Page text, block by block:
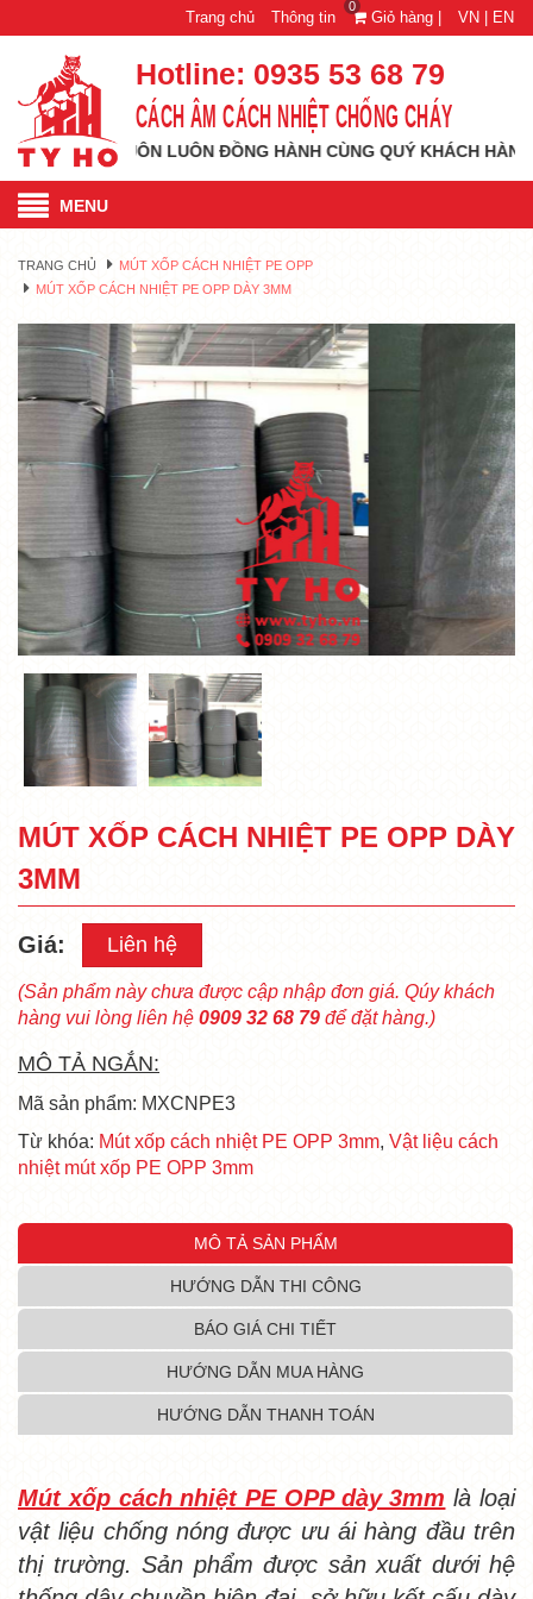
Trang chủ Thông tin
0
Giỏ hàng | VN | EN
Hotline: 0935 53 68 79
CÁCH ÂM CÁCH NHIỆT CHỐNG CHÁY
VÀ LUÔN LUÔN ĐỒNG HÀNH CÙNG QUÝ KHÁCH HÀNG MỌI
MENU
TRANG CHỦ
MÚT XỐP CÁCH NHIỆT PE OPP
MÚT XỐP CÁCH NHIỆT PE OPP DÀY 3MM
MÚT XỐP CÁCH NHIỆT PE OPP DÀY
3MM
Giá: Liên hệ
(Sản phẩm này chưa được cập nhập đơn giá. Qúy khách
hàng vui lòng liên hệ 0909 32 68 79 để đặt hàng.)
MÔ TẢ NGẮN:
Mã sản phẩm: MXCNPE3
Từ khóa: Mút xốp cách nhiệt PE OPP 3mm, Vật liệu cách
nhiệt mút xốp PE OPP 3mm
MÔ TẢ SẢN PHẨM
HƯỚNG DẪN THI CÔNG
BÁO GIÁ CHI TIẾT
HƯỚNG DẪN MUA HÀNG
HƯỚNG DẪN THANH TOÁN
Mút xốp cách nhiệt PE OPP dày 3mm là loại
vật liệu chống nóng được ưu ái hàng đầu trên
thị trường. Sản phẩm được sản xuất dưới hệ